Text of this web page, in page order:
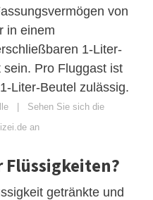
von
in einem
1-Liter-
Pro Fluggast ist
Liter-Beutel zulässig.
| Sehen Sie sich die
an
Flüssigkeiten?
getränkte und